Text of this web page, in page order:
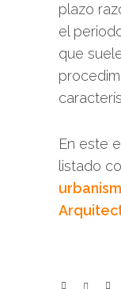
plazo
el
que
En este
listado